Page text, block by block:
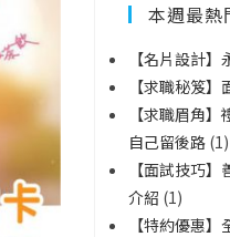
本週最熱
【名片設計
【求職秘笈
【求職眉角
自己留後路 (1)
【面試技巧
介紹 (1)
【特約優惠